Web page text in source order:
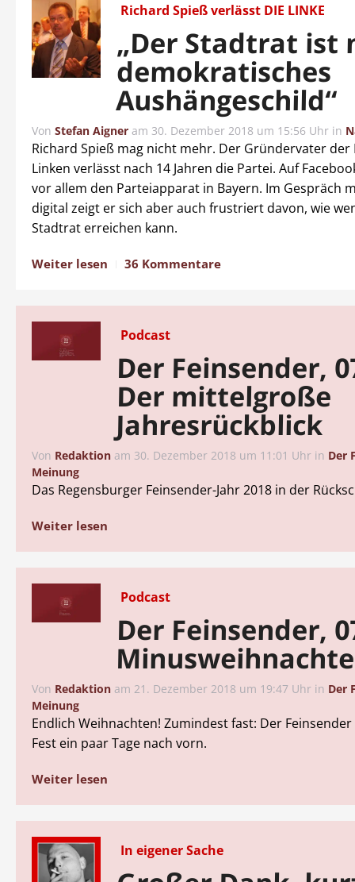
Richard Spieß verlässt DIE LINKE
„Der Stadtrat ist
demokratisches
Aushängeschild“
Von Stefan Aigner am 30. Dezember 2018 um 15:56 Uhr in
Richard Spieß mag nicht mehr. Der Gründervater der
Linken verlässt nach 14 Jahren die Partei. Auf
vor allem den Parteiapparat in Bayern. Im Gespräch
digital zeigt er sich aber auch frustriert davon, wie
Stadtrat erreichen kann.
Weiter lesen 36 Kommentare
Podcast
Der Feinsender,
Der mittelgroße
Jahresrückblick
Von Redaktion am 30. Dezember 2018 um 11:01 Uhr in Der
Meinung
Das Regensburger Feinsender-Jahr 2018 in der
Weiter lesen
Podcast
Der Feinsender,
Von Redaktion am 21. Dezember 2018 um 19:47 Uhr in Der
Meinung
Endlich Weihnachten! Zumindest fast: Der
Fest ein paar Tage nach vorn.
Weiter lesen
In eigener Sache